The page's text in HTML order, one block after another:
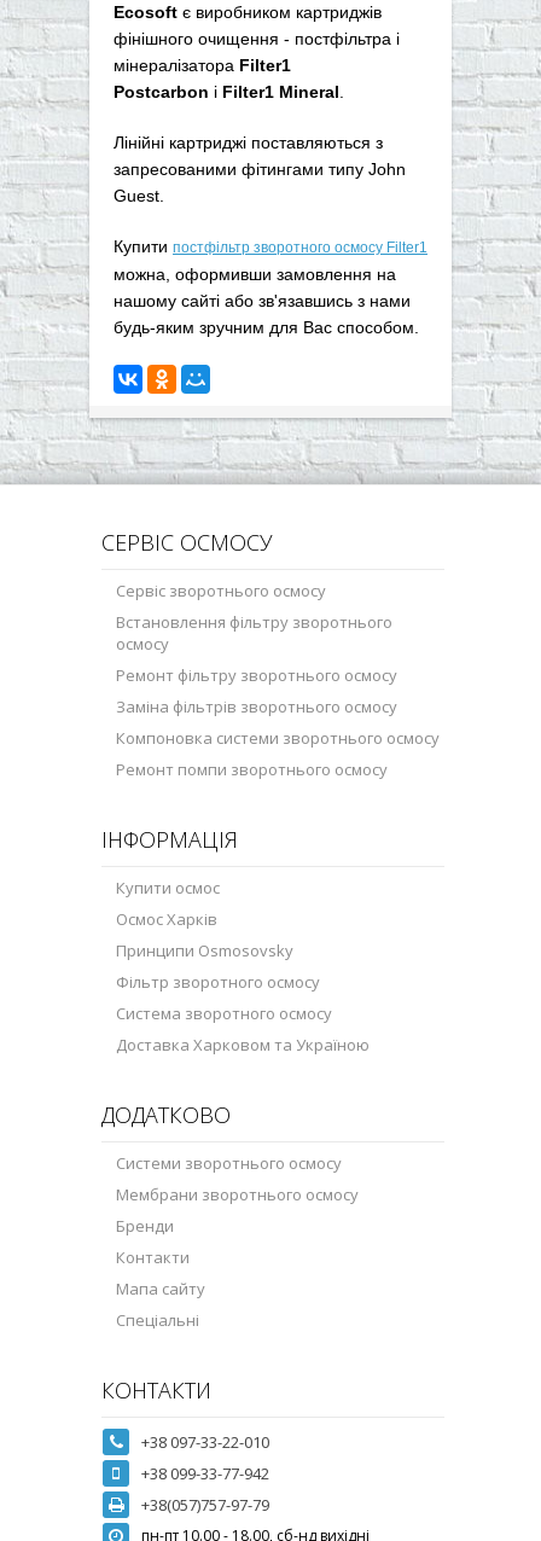
Ecosoft є виробником картриджів
фінішного очищення - постфільтра і
мінералізатора Filter1
Postcarbon і Filter1 Mineral
Лінійні картриджі поставляються з
запресованими фітингами типу John
Guest.
Купити постфільтр зворотного осмосу Filter1
можна, оформивши замовлення на
нашому сайті або зв'язавшись з нами
будь-яким зручним для Вас способом.
СЕРВІС ОСМОСУ
Сервіс зворотнього осмосу
Встановлення фільтру зворотнього
осмосу
Ремонт фільтру зворотнього осмосу
Заміна фільтрів зворотнього осмосу
Компоновка системи зворотнього осмосу
Ремонт помпи зворотнього осмосу
ІНФОРМАЦІЯ
Купити осмос
Осмос Харків
Принципи Osmosovsky
Фільтр зворотного осмосу
Система зворотного осмосу
Доставка Харковом та Україною
ДОДАТКОВО
Системи зворотнього осмосу
Мембрани зворотнього осмосу
Бренди
Контакти
Мапа сайту
Спеціальні
КОНТАКТИ
+38 097-33-22-010
+38 099-33-77-942
+38(057)757-97-79
пн-пт 10.00 - 18.00, сб-нд вихідні